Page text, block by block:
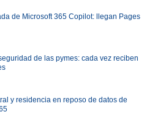
de Microsoft 365 Copilot: llegan Pages
de las pymes: cada vez reciben
y residencia en reposo de datos de